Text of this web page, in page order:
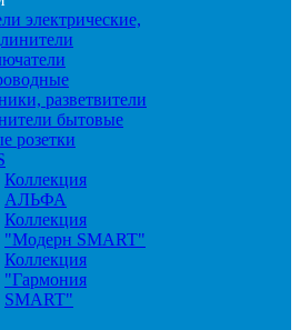
электрические,
разветвители
бытовые
розетки
Коллекция
АЛЬФА
Коллекция
"Модерн SMART"
Коллекция
"Гармония
SMART"